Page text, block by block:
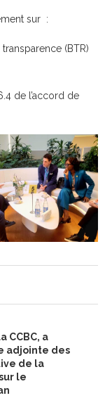
sur :
(BTR)
de l’accord de
CCBC, a
adjointe des
de la
le